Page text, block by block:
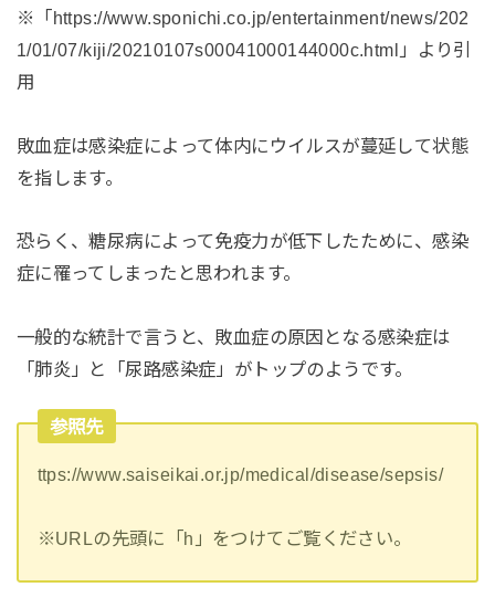
※「https://www.sponichi.co.jp/entertainment/news/202
1/01/07/kiji/20210107s00041000144000c.html」より引
用
敗血症は感染症によって体内にウイルスが蔓延して状態
を指します。
恐らく、糖尿病によって免疫力が低下したために、感染
症に罹ってしまったと思われます。
一般的な統計で言うと、敗血症の原因となる感染症は
「肺炎」と「尿路感染症」がトップのようです。
参照先
ttps://www.saiseikai.or.jp/medical/disease/sepsis/
※URLの先頭に「h」をつけてご覧ください。